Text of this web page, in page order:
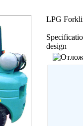
LPG
design